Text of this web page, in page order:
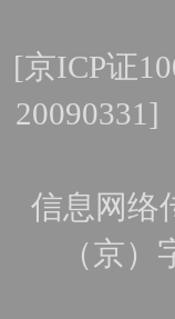
[京ICP证
20090331]
信息网络
（京）